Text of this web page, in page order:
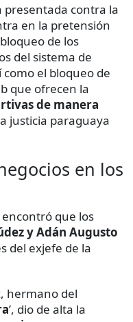
presentada contra la
en la pretensión
de los
del sistema de
como el bloqueo de
que ofrecen la
de manera
justicia paraguaya
en los
encontró que los
y Adán Augusto
del exjefe de la
hermano del
’, dio de alta la